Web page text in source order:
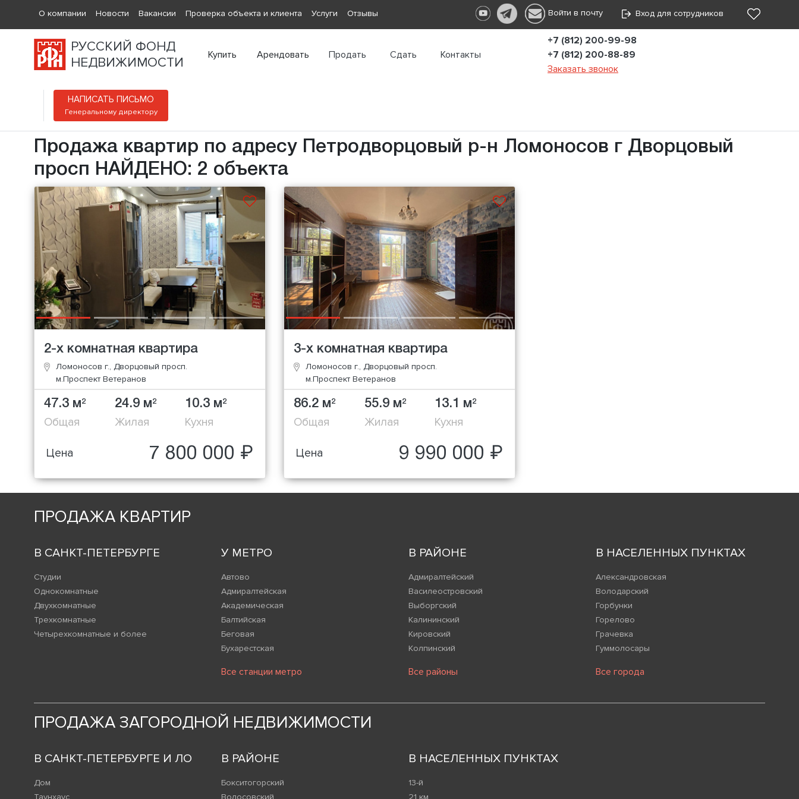
О компании Новости Вакансии Проверка объекта и клиента Услуги Отзывы Войти в почту Вход для сотрудников
РУССКИЙ ФОНД
НЕДВИЖИМОСТИ
Купить Арендовать Продать Сдать Контакты
+7 (812) 200-99-98
+7 (812) 200-88-89
Заказать звонок
НАПИСАТЬ ПИСЬМО
Генеральному директору
Продажа квартир по адресу Петродворцовый р-н Ломоносов г Дворцовый
просп НАЙДЕНО: 2 объекта
2-х комнатная квартира
Ломоносов г., Дворцовый просп.
м.Проспект Ветеранов
47.3 м2
Общая
24.9 м2
Жилая
10.3 м2
Кухня
Цена 7 800 000 ₽
3-х комнатная квартира
Ломоносов г., Дворцовый просп.
м.Проспект Ветеранов
86.2 м2
Общая
55.9 м2
Жилая
13.1 м2
Кухня
Цена 9 990 000 ₽
ПРОДАЖА КВАРТИР
В САНКТ-ПЕТЕРБУРГЕ
Студии
Однокомнатные
Двухкомнатные
Трехкомнатные
Четырехкомнатные и более
У МЕТРО
Автово
Адмиралтейская
Академическая
Балтийская
Беговая
Бухарестская
Все станции метро
В РАЙОНЕ
Адмиралтейский
Василеостровский
Выборгский
Калининский
Кировский
Колпинский
Все районы
В НАСЕЛЕННЫХ ПУНКТАХ
Александровская
Володарский
Горбунки
Горелово
Грачевка
Гуммолосары
Все города
ПРОДАЖА ЗАГОРОДНОЙ НЕДВИЖИМОСТИ
В САНКТ-ПЕТЕРБУРГЕ И ЛО
Дом
Таунхаус
В РАЙОНЕ
Бокситогорский
Волосовский
В НАСЕЛЕННЫХ ПУНКТАХ
13-й
21 км